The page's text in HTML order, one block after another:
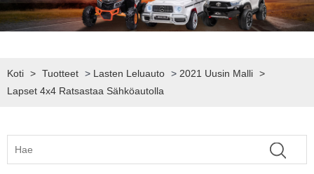
Koti > Tuotteet > Lasten Leluauto > 2021 Uusin Malli >
Lapset 4x4 Ratsastaa Sähköautolla